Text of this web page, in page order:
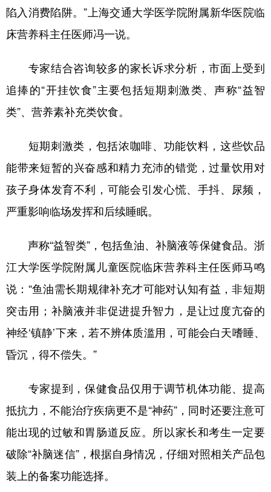
陕西 甘肃
Русский язык 日本語 한국어
陷入消费陷阱。”上海交通大学医学院附属新华医院临
床营养科主任医师冯一说。
专家结合咨询较多的家长诉求分析，市面上受到
追捧的“开挂饮食”主要包括短期刺激类、声称“益智
类”、营养素补充类饮食。
短期刺激类，包括浓咖啡、功能饮料，这些饮品
能带来短暂的兴奋感和精力充沛的错觉，过量饮用对
孩子身体发育不利，可能会引发心慌、手抖、尿频，
严重影响临场发挥和后续睡眠。
声称“益智类”，包括鱼油、补脑液等保健食品。浙
江大学医学院附属儿童医院临床营养科主任医师马鸣
说：“鱼油需长期规律补充才可能对认知有益，非短期
突击用；补脑液并非促进提升智力，是让过度亢奋的
神经‘镇静’下来，若不辨体质滥用，可能会白天嗜睡、
昏沉，得不偿失。”
专家提到，保健食品仅用于调节机体功能、提高
抵抗力，不能治疗疾病更不是“神药”，同时还要注意可
能出现的过敏和胃肠道反应。所以家长和考生一定要
破除“补脑迷信”，根据自身情况，仔细对照相关产品包
装上的备案功能选择。